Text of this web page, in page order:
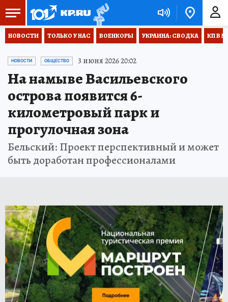
НОВОСТИ ТОЛЬКО У НАС ВОЕНКОРЫ УКРАИНА: СВОДКА КП В
НОВОСТИ ОБЩЕСТВО 3 июня 2026 20:02
На намыве Васильевского
острова появится 6-
километровый парк и
прогулочная зона
Бельский: Проект перспективный и может
быть доработан профессионалами